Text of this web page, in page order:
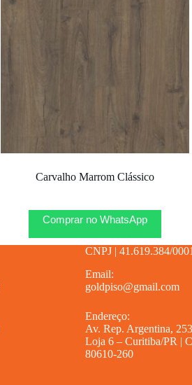
Carvalho Marrom Clássico
Comprar no WhatsApp
CNPJ | 41.619.384/
Email:
goldpiso@gmail.com
Endereço:
Av. Rep. Argentina,
Loja 6 – Curitiba/PR |
80610-260